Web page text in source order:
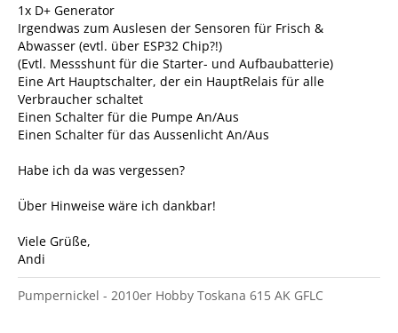
1x D+ Generator
Irgendwas zum Auslesen der Sensoren für Frisch &
Abwasser (evtl. über ESP32 Chip?!)
(Evtl. Messshunt für die Starter- und Aufbaubatterie)
Eine Art Hauptschalter, der ein HauptRelais für alle
Verbraucher schaltet
Einen Schalter für die Pumpe An/Aus
Einen Schalter für das Aussenlicht An/Aus
Habe ich da was vergessen?
Über Hinweise wäre ich dankbar!
Viele Grüße,
Andi
Pumpernickel - 2010er Hobby Toskana 615 AK GFLC